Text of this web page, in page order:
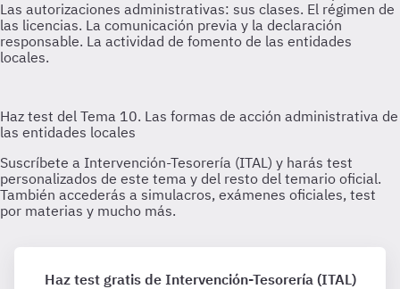
Haz test gratis de Intervención-Tesorería (ITAL)